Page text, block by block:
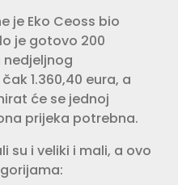
je Eko Ceoss bio
je gotovo 200
nedjeljnog
1.360,40 eura, a
će se jednoj
prijeka potrebna.
su i veliki i mali, a ovo